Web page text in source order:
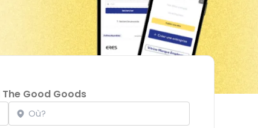
The Good Goods
Localisation